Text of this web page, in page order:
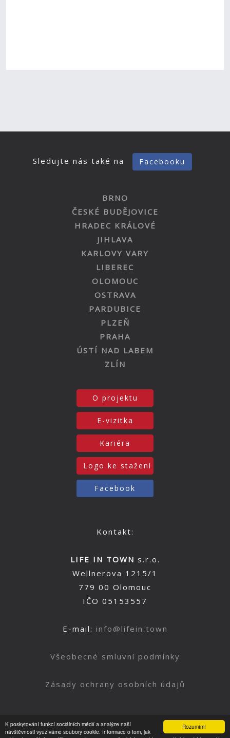
Rozumím!
K poskytování funkcí sociálních médií a analýze naší
návštěvnosti využíváme soubory cookie. Informace o tom, jak
Sledujte nás také na Facebooku
BRNO
ČESKÉ BUDĚJOVICE
HRADEC KRÁLOVÉ
JIHLAVA
KARLOVY VARY
LIBEREC
OLOMOUC
OSTRAVA
PARDUBICE
PLZEŇ
PRAHA
ÚSTÍ NAD LABEM
ZLÍN
O projektu
E-vizitka
Kariéra
Logo ke stažení
Facebook
Kontakt:
LIFE IN TOWN s.r.o.
Wellnerova 1215/1
779 00 Olomouc
IČO 05153557
E-mail: info@lifein.town
Všeobecné smluvní podmínky
Zásady ochrany osobních údajů
Nahoru